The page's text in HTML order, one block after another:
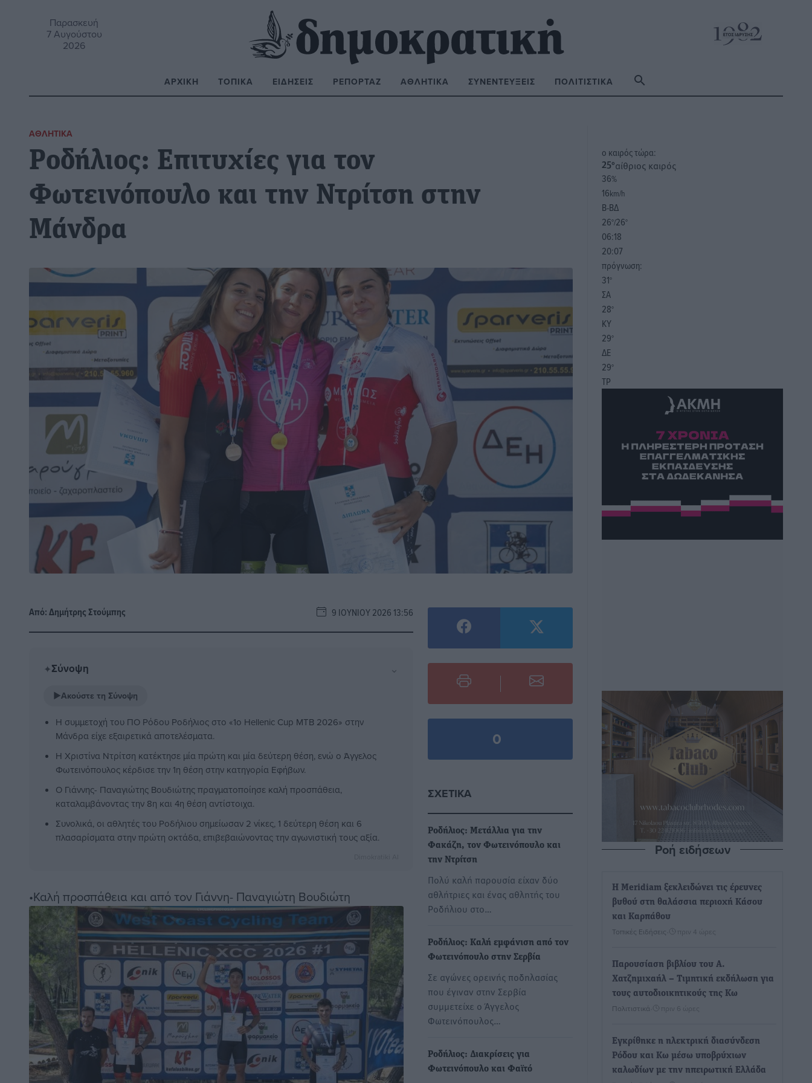
Παρασκευή
7 Αυγούστου
2026
ΑΡΧΙΚΉ ΤΟΠΙΚΆ ΕΙΔΉΣΕΙΣ ΡΕΠΟΡΤΆΖ ΑΘΛΗΤΙΚΆ ΣΥΝΕΝΤΕΎΞΕΙΣ ΠΟΛΙΤΙΣΤΙΚΆ
ΑΘΛΗΤΙΚΆ
Ροδήλιος: Επιτυχίες για τον
Φωτεινόπουλο και την Ντρίτση στην
Μάνδρα
Από:Δημήτρης Στούμπης 9 ΙΟΥΝΊΟΥ 2026 13:56
✦Σύνοψη ⌄
▶Ακούστε τη Σύνοψη
Η συμμετοχή του ΠΟ Ρόδου Ροδήλιος στο «1ο Hellenic Cup MTB 2026» στην
Μάνδρα είχε εξαιρετικά αποτελέσματα.
Η Χριστίνα Ντρίτση κατέκτησε μία πρώτη και μία δεύτερη θέση, ενώ ο Άγγελος
Φωτεινόπουλος κέρδισε την 1η θέση στην κατηγορία Εφήβων.
Ο Γιάννης- Παναγιώτης Βουδιώτης πραγματοποίησε καλή προσπάθεια,
καταλαμβάνοντας την 8η και 4η θέση αντίστοιχα.
Συνολικά, οι αθλητές του Ροδήλιου σημείωσαν 2 νίκες, 1 δεύτερη θέση και 6
πλασαρίσματα στην πρώτη οκτάδα, επιβεβαιώνοντας την αγωνιστική τους αξία.
•Καλή προσπάθεια και από τον Γιάννη- Παναγιώτη Βουδιώτη
0
ΣΧΕΤΙΚΆ
Ροδήλιος: Μετάλλια για την
Φακάζη, τον Φωτεινόπουλο και
την Ντρίτση
Πολύ καλή παρουσία είχαν δύο
αθλήτριες και ένας αθλητής του
Ροδήλιου στο…
Ροδήλιος: Καλή εμφάνιση από τον
Φωτεινόπουλο στην Σερβία
Σε αγώνες ορεινής ποδηλασίας
που έγιναν στην Σερβία
συμμετείχε ο Άγγελος
Φωτεινόπουλος…
Ροδήλιος: Διακρίσεις για
Φωτεινόπουλο και Φαϊτό
o καιρός τώρα:
25°αίθριος καιρός
36%
16km/h
Β-ΒΔ
26°/26°
06:18
20:07
πρόγνωση:
31°
ΣΑ
28°
ΚΥ
29°
ΔΕ
29°
ΤΡ
Ροή ειδήσεων
Η Meridiam ξεκλειδώνει τις έρευνες
βυθού στη θαλάσσια περιοχή Κάσου
και Καρπάθου
Τοπικές Ειδήσεις πριν 4 ώρες
Παρουσίαση βιβλίου του Α.
Χατζημιχαήλ – Τιμητική εκδήλωση για
τους αυτοδιοικητικούς της Κω
Πολιτιστικά πριν 6 ώρες
Εγκρίθηκε η ηλεκτρική διασύνδεση
Ρόδου και Κω μέσω υποβρύχιων
καλωδίων με την ηπειρωτική Ελλάδα